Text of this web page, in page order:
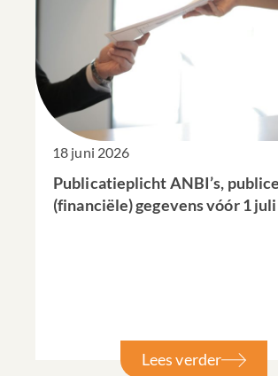
18 juni 2026
Publicatieplicht ANBI’s,
(financiële) gegevens vóór 1
Lees verder